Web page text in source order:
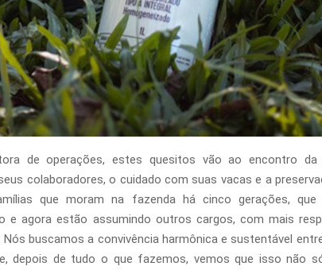
de operações, estes quesitos vão ao encontro
colaboradores, o cuidado com suas vacas e a
que moram na fazenda há cinco gerações, que
e agora estão assumindo outros cargos, com mais
buscamos a convivência harmônica e sustentável
depois de tudo o que fazemos, vemos que isso não